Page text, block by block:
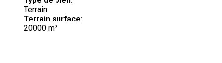
Terrain
Terrain surface:
20000 m²